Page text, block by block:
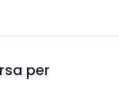
per